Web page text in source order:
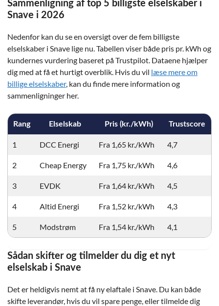
Sammenligning af top 5 billigste elselskaber i
Snave i 2026
Nedenfor kan du se en oversigt over de fem billigste
elselskaber i Snave lige nu. Tabellen viser både pris pr. kWh og
kundernes vurdering baseret på Trustpilot. Dataene hjælper
dig med at få et hurtigt overblik. Hvis du vil læse mere om
billige elselskaber, kan du finde mere information og
sammenligninger her.
Rang Elselskab Pris (kr./kWh) Trustscore
1 DCC Energi Fra 1,65 kr./kWh 4,7
2 Cheap Energy Fra 1,75 kr./kWh 4,6
3 EVDK Fra 1,64 kr./kWh 4,5
4 Altid Energi Fra 1,52 kr./kWh 4,3
5 Modstrøm Fra 1,54 kr./kWh 4,1
Sådan skifter og tilmelder du dig et nyt
elselskab i Snave
Det er heldigvis nemt at få ny elaftale i Snave. Du kan både
skifte leverandør, hvis du vil spare penge, eller tilmelde dig